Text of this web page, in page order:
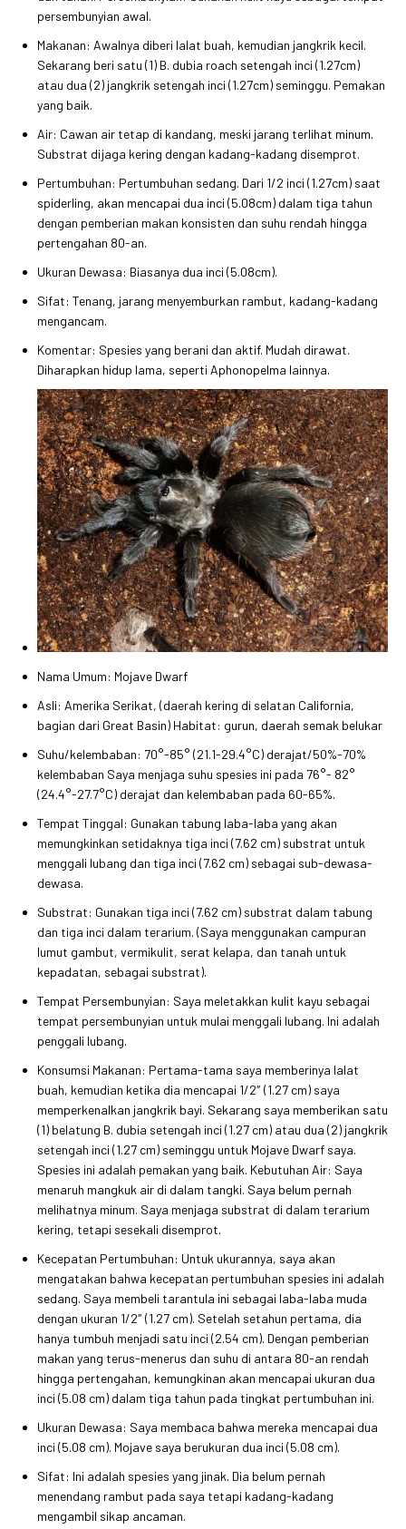
persembunyian awal.
Makanan: Awalnya diberi lalat buah, kemudian jangkrik kecil.
Sekarang beri satu (1) B. dubia roach setengah inci (1.27cm)
atau dua (2) jangkrik setengah inci (1.27cm) seminggu. Pemakan
yang baik.
Air: Cawan air tetap di kandang, meski jarang terlihat minum.
Substrat dijaga kering dengan kadang-kadang disemprot.
Pertumbuhan: Pertumbuhan sedang. Dari 1/2 inci (1.27cm) saat
spiderling, akan mencapai dua inci (5.08cm) dalam tiga tahun
dengan pemberian makan konsisten dan suhu rendah hingga
pertengahan 80-an.
Ukuran Dewasa: Biasanya dua inci (5.08cm).
Sifat: Tenang, jarang menyemburkan rambut, kadang-kadang
mengancam.
Komentar: Spesies yang berani dan aktif. Mudah dirawat.
Diharapkan hidup lama, seperti Aphonopelma lainnya.
Nama Umum: Mojave Dwarf
Asli: Amerika Serikat, (daerah kering di selatan California,
bagian dari Great Basin) Habitat: gurun, daerah semak belukar
Suhu/kelembaban: 70°-85° (21.1-29.4°C) derajat/50%-70%
kelembaban Saya menjaga suhu spesies ini pada 76°- 82°
(24.4°-27.7°C) derajat dan kelembaban pada 60-65%.
Tempat Tinggal: Gunakan tabung laba-laba yang akan
memungkinkan setidaknya tiga inci (7.62 cm) substrat untuk
menggali lubang dan tiga inci (7.62 cm) sebagai sub-dewasa-
dewasa.
Substrat: Gunakan tiga inci (7.62 cm) substrat dalam tabung
dan tiga inci dalam terarium. (Saya menggunakan campuran
lumut gambut, vermikulit, serat kelapa, dan tanah untuk
kepadatan, sebagai substrat).
Tempat Persembunyian: Saya meletakkan kulit kayu sebagai
tempat persembunyian untuk mulai menggali lubang. Ini adalah
penggali lubang.
Konsumsi Makanan: Pertama-tama saya memberinya lalat
buah, kemudian ketika dia mencapai 1/2″ (1.27 cm) saya
memperkenalkan jangkrik bayi. Sekarang saya memberikan satu
(1) belatung B. dubia setengah inci (1.27 cm) atau dua (2) jangkrik
setengah inci (1.27 cm) seminggu untuk Mojave Dwarf saya.
Spesies ini adalah pemakan yang baik. Kebutuhan Air: Saya
menaruh mangkuk air di dalam tangki. Saya belum pernah
melihatnya minum. Saya menjaga substrat di dalam terarium
kering, tetapi sesekali disemprot.
Kecepatan Pertumbuhan: Untuk ukurannya, saya akan
mengatakan bahwa kecepatan pertumbuhan spesies ini adalah
sedang. Saya membeli tarantula ini sebagai laba-laba muda
dengan ukuran 1/2″ (1.27 cm). Setelah setahun pertama, dia
hanya tumbuh menjadi satu inci (2.54 cm). Dengan pemberian
makan yang terus-menerus dan suhu di antara 80-an rendah
hingga pertengahan, kemungkinan akan mencapai ukuran dua
inci (5.08 cm) dalam tiga tahun pada tingkat pertumbuhan ini.
Ukuran Dewasa: Saya membaca bahwa mereka mencapai dua
inci (5.08 cm). Mojave saya berukuran dua inci (5.08 cm).
Sifat: Ini adalah spesies yang jinak. Dia belum pernah
menendang rambut pada saya tetapi kadang-kadang
mengambil sikap ancaman.